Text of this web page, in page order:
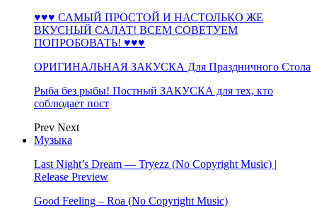
♥♥♥ САМЫЙ ПРОСТОЙ И НАСТОЛЬКО ЖЕ
ВКУСНЫЙ САЛАТ! ВСЕМ СОВЕТУЕМ
ПОПРОБОВАТЬ! ♥♥♥
ОРИГИНАЛЬНАЯ ЗАКУСКА Для Праздничного Стола
Рыба без рыбы! Постный ЗАКУСКА для тех, кто
соблюдает пост
Prev Next
Музыка
Last Night’s Dream — Tryezz (No Copyright Music) |
Release Preview
Good Feeling – Roa (No Copyright Music)